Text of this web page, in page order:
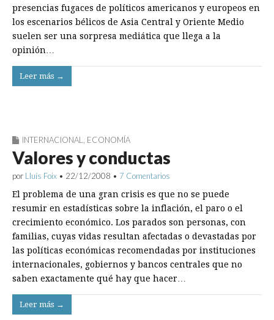
presencias fugaces de políticos americanos y europeos en
los escenarios bélicos de Asia Central y Oriente Medio
suelen ser una sorpresa mediática que llega a la
opinión…
Leer más →
INTERNACIONAL ECONOMÍA
Valores y conductas
por Lluís Foix • 22/12/2008 • 7 Comentarios
El problema de una gran crisis es que no se puede
resumir en estadísticas sobre la inflación, el paro o el
crecimiento económico. Los parados son personas, con
familias, cuyas vidas resultan afectadas o devastadas por
las políticas económicas recomendadas por instituciones
internacionales, gobiernos y bancos centrales que no
saben exactamente qué hay que hacer…
Leer más →